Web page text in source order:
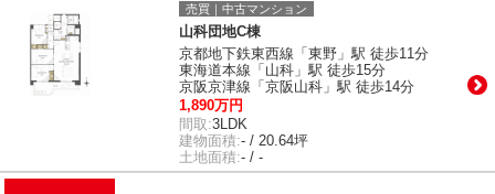
売買｜中古マンション
山科団地C棟
京都地下鉄東西線「東野」駅 徒歩11分
東海道本線「山科」駅 徒歩15分
京阪京津線「京阪山科」駅 徒歩14分
1,890万円
間取:3LDK
建物面積:- / 20.64坪
土地面積:- / -